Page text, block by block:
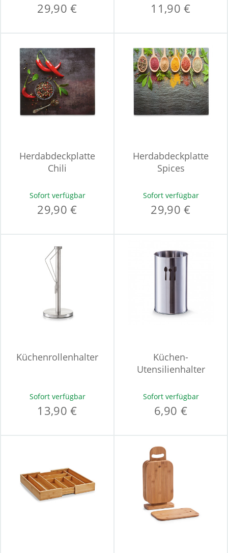
29,90 € 11,90 €
Herdabdeckplatte
Chili
Sofort verfügbar
29,90 €
Herdabdeckplatte
Spices
Sofort verfügbar
29,90 €
Küchenrollenhalter
Sofort verfügbar
13,90 €
Küchen-
Utensilienhalter
Sofort verfügbar
6,90 €